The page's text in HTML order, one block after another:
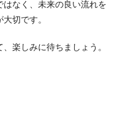
なく、未来の良い流れを
切です。
楽しみに待ちましょう。